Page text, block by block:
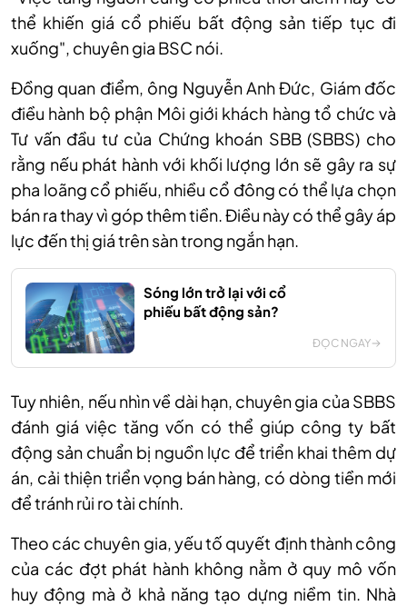
thể khiến giá cổ phiếu bất động sản tiếp tục đi
xuống", chuyêngia BSC nói.
Đồng quan điểm, ông Nguyễn Anh Đức, Giám đốc
điều hành bộ phận Môi giới khách hàng tổ chức và
Tư vấn đầu tư của Chứng khoán SBB (SBBS) cho
rằng nếu phát hành với khối lượng lớn sẽ gây ra sự
pha loãng cổ phiếu, nhiều cổ đông có thể lựa chọn
bán ra thay vì góp thêm tiền. Điều này có thể gây áp
lực đến thị giá trên sàn trong ngắn hạn.
Sóng lớn trở lại với cổ
phiếu bất động sản?
ĐỌC NGAY
Tuy nhiên, nếu nhìn về dài hạn, chuyên gia của SBBS
đánh giá việc tăng vốn có thể giúp công ty bất
động sản chuẩn bị nguồn lực để triển khai thêm dự
án, cải thiện triển vọng bán hàng, có dòng tiền mới
để tránh rủi ro tài chính.
Theo các chuyên gia, yếu tố quyết định thành công
của các đợt phát hành không nằm ở quy mô vốn
huy động mà ở khả năng tạo dựng niềm tin. Nhà